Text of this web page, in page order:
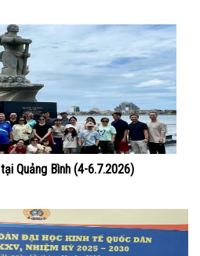
Quảng Bình (4-6.7.2026)